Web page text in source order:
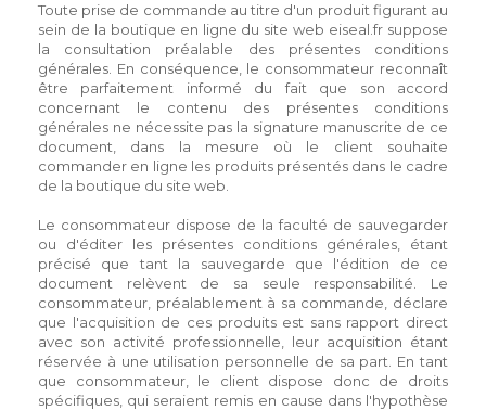
Toute prise de commande au titre d'un produit figurant au
sein de la boutique en ligne du site web eiseal.fr suppose
la consultation préalable des présentes conditions
générales. En conséquence, le consommateur reconnaît
être parfaitement informé du fait que son accord
concernant le contenu des présentes conditions
générales ne nécessite pas la signature manuscrite de ce
document, dans la mesure où le client souhaite
commander en ligne les produits présentés dans le cadre
de la boutique du site web.
Le consommateur dispose de la faculté de sauvegarder
ou d'éditer les présentes conditions générales, étant
précisé que tant la sauvegarde que l'édition de ce
document relèvent de sa seule responsabilité. Le
consommateur, préalablement à sa commande, déclare
que l'acquisition de ces produits est sans rapport direct
avec son activité professionnelle, leur acquisition étant
réservée à une utilisation personnelle de sa part. En tant
que consommateur, le client dispose donc de droits
spécifiques, qui seraient remis en cause dans l'hypothèse